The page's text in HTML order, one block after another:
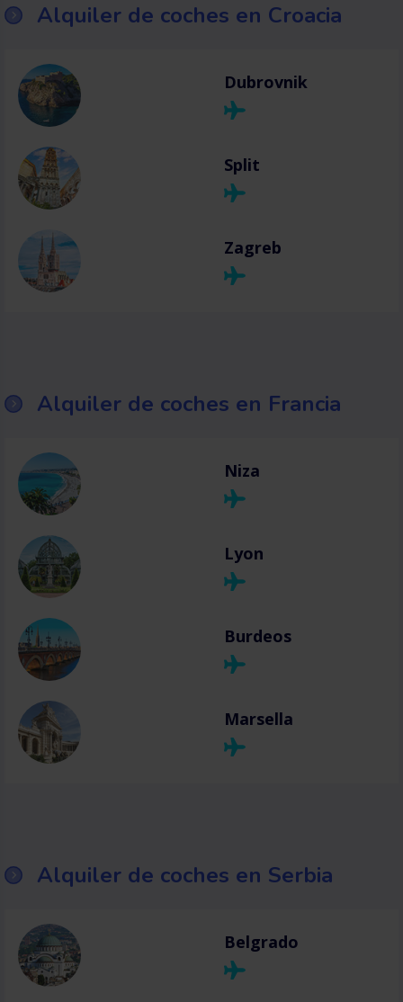
Alquiler de coches en Croacia
Dubrovnik
Split
Zagreb
Alquiler de coches en Francia
Niza
Lyon
Burdeos
Marsella
Alquiler de coches en Serbia
Belgrado